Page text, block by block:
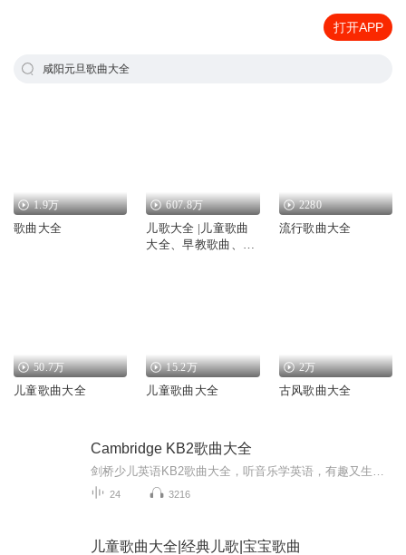
打开APP
咸阳元旦歌曲大全
1.9万
歌曲大全
607.8万
儿歌大全 |儿童歌曲
大全、早教歌曲、儿
2280
流行歌曲大全
50.7万
儿童歌曲大全
15.2万
儿童歌曲大全
2万
古风歌曲大全
Cambridge KB2歌曲大全
24 3216
儿童歌曲大全|经典儿歌|宝宝歌曲